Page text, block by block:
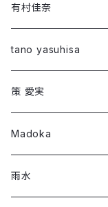
Long Sleeve T-shirt
第1弾コラボ
「294307500」
「Montage 」
Short Sleeve T-shirt
Long Sleeve T-shirt
第1弾コラボ
「ROW」
「DIG」
第2弾コラボ
「RIF」
第3弾コラボ
有村佳奈
Short Sleeve T-shirt
Long Sleeve T-shirt
第1弾コラボ
「Night face」
第2弾コラボ
tano yasuhisa
Short Sleeve T-shirt
Long Sleeve T-shirt
第1弾コラボ
策 愛実
Long Sleeve T-shirt
Short Sleeve T-shirt
Madoka
Long Sleeve T-shirt
雨水